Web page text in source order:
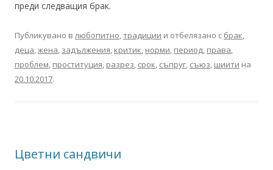
преди следващия брак.
Публикувано влюбопитно,традиции и отбелязано с брак,
деца,жена, задължения, критик, норми, период, права,
проблем, проституция, разрез, срок, съпруг, съюз, шиити на
20.10.2017.
Цветни сандвичи